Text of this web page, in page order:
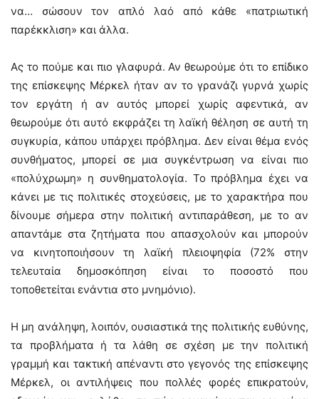
να… σώσουν τον απλό λαό από κάθε «πατριωτική
παρέκκλιση» και άλλα.
Ας το πούμε και πιο γλαφυρά. Αν θεωρούμε ότι το επίδικο
της επίσκεψης Μέρκελ ήταν αν το γρανάζι γυρνά χωρίς
τον εργάτη ή αν αυτός μπορεί χωρίς αφεντικά, αν
θεωρούμε ότι αυτό εκφράζει τη λαϊκή θέληση σε αυτή τη
συγκυρία, κάπου υπάρχει πρόβλημα. Δεν είναι θέμα ενός
συνθήματος, μπορεί σε μια συγκέντρωση να είναι πιο
«πολύχρωμη» η συνθηματολογία. Το πρόβλημα έχει να
κάνει με τις πολιτικές στοχεύσεις, με το χαρακτήρα που
δίνουμε σήμερα στην πολιτική αντιπαράθεση, με το αν
απαντάμε στα ζητήματα που απασχολούν και μπορούν
να κινητοποιήσουν τη λαϊκή πλειοψηφία (72% στην
τελευταία δημοσκόπηση είναι το ποσοστό που
τοποθετείται ενάντια στο μνημόνιο).
Η μη ανάληψη, λοιπόν, ουσιαστικά της πολιτικής ευθύνης,
τα προβλήματα ή τα λάθη σε σχέση με την πολιτική
γραμμή και τακτική απέναντι στο γεγονός της επίσκεψης
Μέρκελ, οι αντιλήψεις που πολλές φορές επικρατούν,